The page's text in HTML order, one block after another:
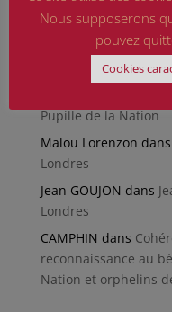
Commentaires
CHRETIEN Michèle
Pupille de la Nation
Malou Lorenzon dans
Londres
Jean GOUJON dans
Londres
CAMPHIN dans
reconnaissance au
Nation et orphelins
Nous supposerons
pouvez
Cookies